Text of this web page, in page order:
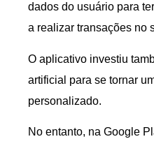
dados do usuário para
a realizar transações no
O aplicativo investiu
artificial para se tornar
personalizado.
No entanto, na Google